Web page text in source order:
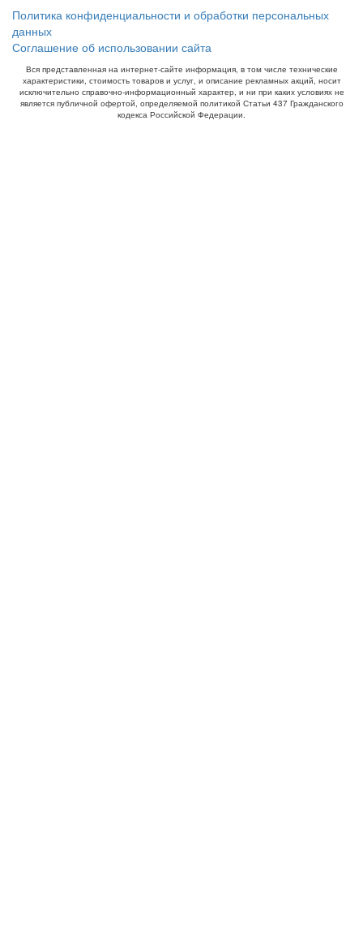
Политика конфиденциальности и обработки персональных
данных
Соглашение об использовании сайта
Вся представленная на интернет-сайте информация, в том числе технические
характеристики, стоимость товаров и услуг, и описание рекламных акций, носит
исключительно справочно-информационный характер, и ни при каких условиях не
является публичной офертой, определяемой политикой Статьи 437 Гражданского
кодекса Российской Федерации.